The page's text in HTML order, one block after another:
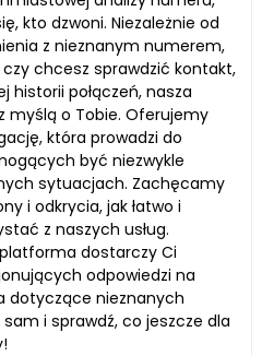
kto dzwoni. Niezależnie od
z nieznanym numerem,
czy chcesz sprawdzić kontakt,
historii połączeń, nasza
myślą o Tobie. Oferujemy
która prowadzi do
być niezwykle
sytuacjach. Zachęcamy
i odkrycia, jak łatwo i
z naszych usług.
dostarczy Ci
odpowiedzi na
dotyczące nieznanych
i sprawdź, co jeszcze dla